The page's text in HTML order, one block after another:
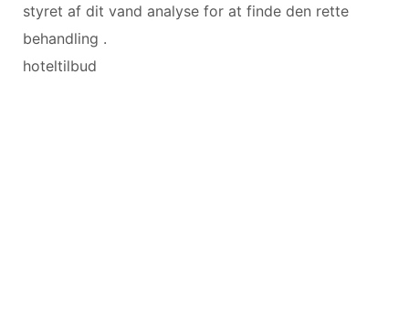
styret af dit vand analyse for at finde den rette
behandling .
hoteltilbud